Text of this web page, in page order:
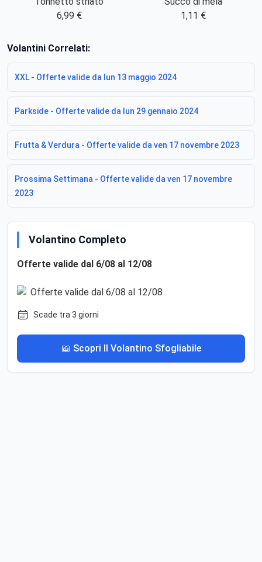
6,99 €
1,11 €
Volantini Correlati:
XXL - Offerte valide da lun 13 maggio 2024
Parkside - Offerte valide da lun 29 gennaio 2024
Frutta & Verdura - Offerte valide da ven 17 novembre 2023
Prossima Settimana - Offerte valide da ven 17 novembre
2023
Volantino Completo
Offerte valide dal 6/08 al 12/08
Scade tra 3 giorni
📖 Scopri Il Volantino Sfogliabile